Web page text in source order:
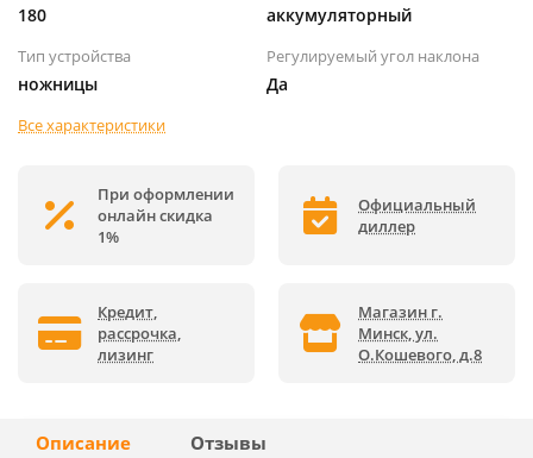
180 аккумуляторный
Тип устройства
ножницы
Регулируемый угол наклона
Да
Все характеристики
При оформлении
онлайн скидка
1%
Официальный
диллер
Кредит,
рассрочка,
лизинг
Магазин г.
Минск, ул.
О.Кошевого, д.8
Описание Отзывы